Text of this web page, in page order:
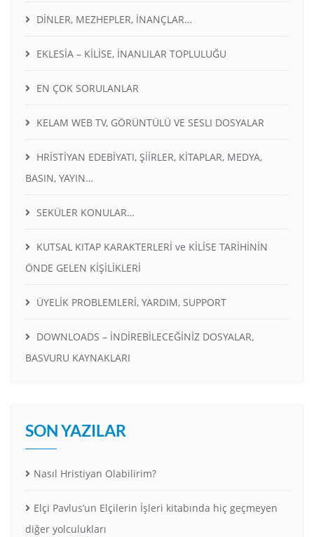
DİNLER, MEZHEPLER, İNANÇLAR…
EKLESİA – KİLİSE, İNANLILAR TOPLULUĞU
EN ÇOK SORULANLAR
KELAM WEB TV, GÖRÜNTÜLÜ VE SESLI DOSYALAR
HRİSTİYAN EDEBİYATI, ŞİİRLER, KİTAPLAR, MEDYA,
BASIN, YAYIN…
SEKÜLER KONULAR…
KUTSAL KITAP KARAKTERLERİ ve KİLİSE TARİHİNİN
ÖNDE GELEN KİŞİLİKLERİ
ÜYELİK PROBLEMLERİ, YARDIM, SUPPORT
DOWNLOADS – İNDİREBİLECEĞİNİZ DOSYALAR,
BASVURU KAYNAKLARI
SON YAZILAR
Nasıl Hristiyan Olabilirim?
Elçi Pavlus’un Elçilerin İşleri kitabında hiç geçmeyen
diğer yolculukları